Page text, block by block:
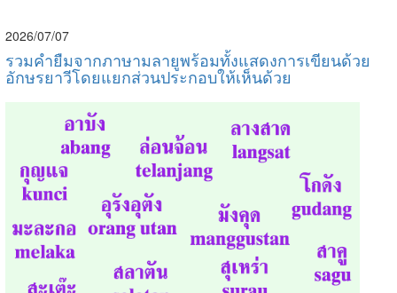
2026/07/07
รวมคำยืมจากภาษามลายูพร้อมทั้งแสดงการเขียนด้วย
อักษรยาวีโดยแยกส่วนประกอบให้เห็นด้วย